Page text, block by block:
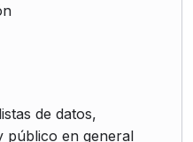
de datos,
público en general